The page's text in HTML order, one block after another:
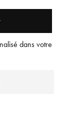
dans votre